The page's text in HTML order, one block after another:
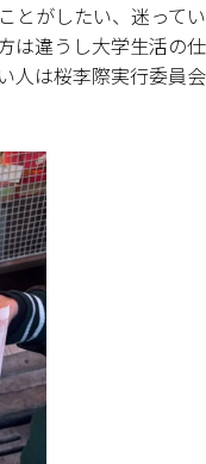
とがしたい、迷って
は違うし大学生活の
人は桜李際実行委員